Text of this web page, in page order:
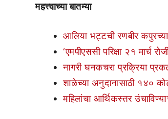
महत्त्वाच्या बातम्या
आलिया भट्टची रणबीर
‘एमपीएससी परिक्षा २१ मार्च
नागरी घनकचरा प्रक्रिया
शाळेच्या अनुदानासाठी १४०
महिलांचा आर्थिकस्तर